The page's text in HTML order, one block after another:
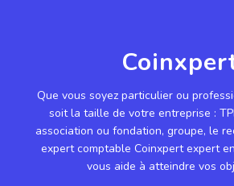
Que vous soyez particulier ou
soit la taille de votre entreprise :
association ou fondation, groupe, le
expert comptable Coinxpert expert
vous aide à atteindre vos